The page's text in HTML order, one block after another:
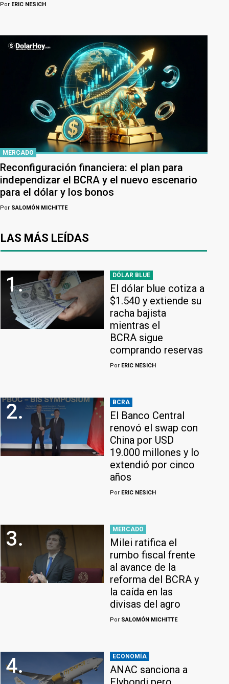
Por ERIC NESICH
MERCADO
Reconfiguración financiera: el plan para
independizar el BCRA y el nuevo escenario
para el dólar y los bonos
Por SALOMÓN MICHITTE
LAS MÁS LEÍDAS
1. DÓLAR BLUE
El dólar blue cotiza a
$1.540 y extiende su
racha bajista
mientras el
BCRA sigue
comprando reservas
Por ERIC NESICH
2. BCRA
El Banco Central
renovó el swap con
China por USD
19.000 millones y lo
extendió por cinco
años
Por ERIC NESICH
3. MERCADO
Milei ratifica el
rumbo fiscal frente
al avance de la
reforma del BCRA y
la caída en las
divisas del agro
Por SALOMÓN MICHITTE
4. ECONOMÍA
ANAC sanciona a